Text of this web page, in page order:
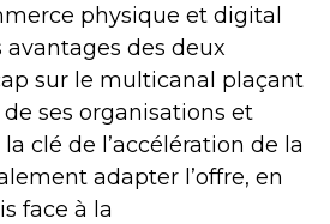
physique et digital
des deux
sur le multicanal plaçant
ses organisations et
clé de l’accélération de la
adapter l’offre, en
face à la